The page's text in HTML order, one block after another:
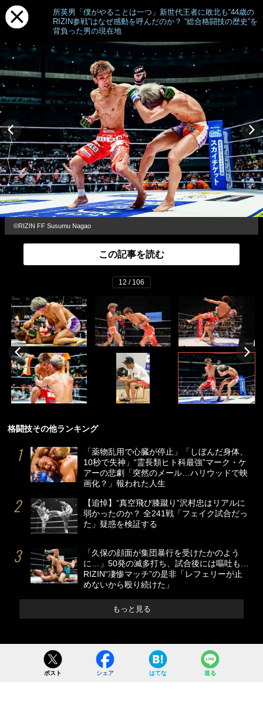
所英男「僕がやることは一つ」新世代王者に敗北も“44歳の
RIZIN参戦”はなぜ感動を呼んだのか？ “総合格闘技の歴史”を
背負った男の現在地
©RIZIN FF Susumu Nagao
この記事を読む
12 / 106
格闘技その他ランキング
「薬物乱用で心臓が停止」「しぼんだ身体、
10秒で失神」“霊長類ヒト科最強”マーク・ケ
アーの悲劇「突然のメール…ハリウッドで映
画化？」報われた人生
【追悼】“真空飛び膝蹴り”沢村忠はリアルに
弱かったのか？ 全241戦「フェイク試合だっ
た」疑惑を検証する
「久保の顔面が集団暴行を受けたかのよう
に…」50発の滅多打ち、試合後には嘔吐も…
RIZIN“凄惨マッチ”の是非「レフェリーが止
めないから殴り続けた」
もっと見る
ポスト シェア はてな 送る